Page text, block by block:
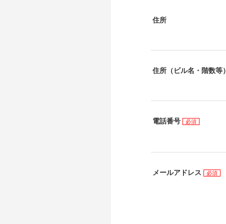
住所
住所（ビル名・階数等）
電話番号 必須
メールアドレス 必須